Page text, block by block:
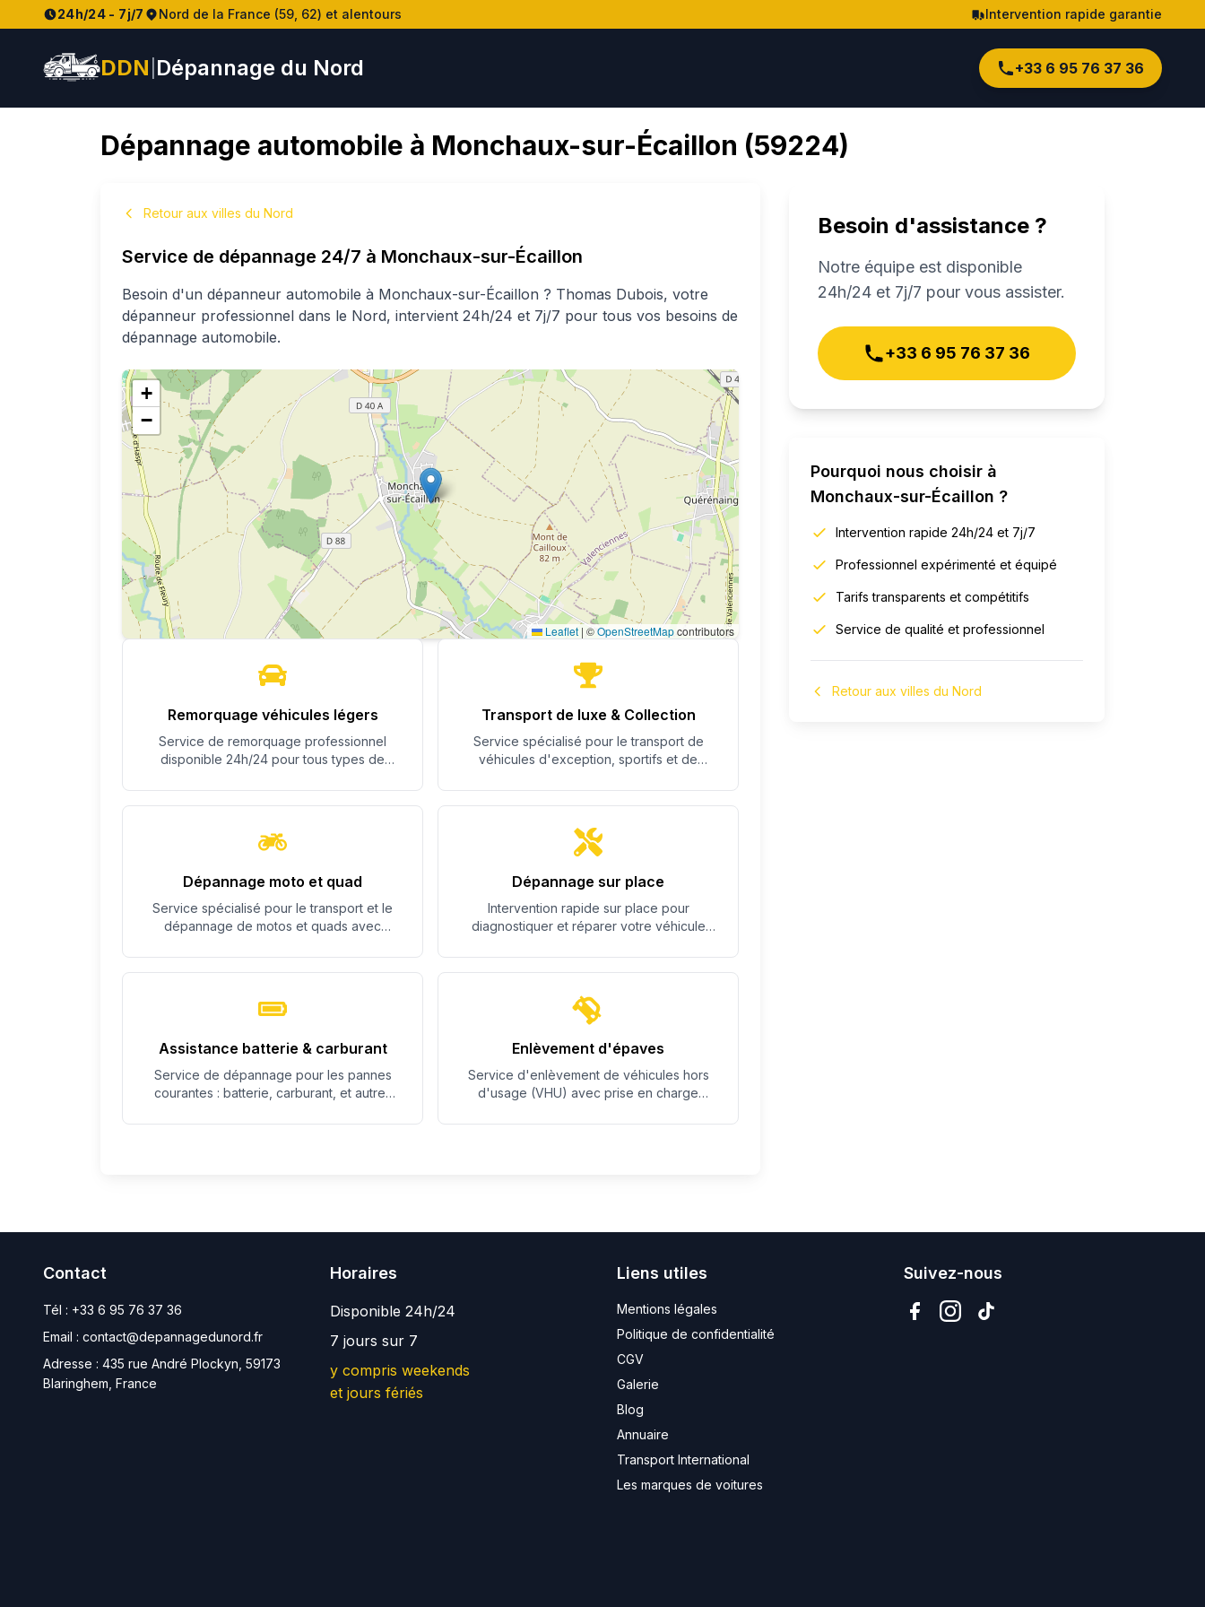
24h/24 - 7j/7 Nord de la France (59, 62) et alentours Intervention rapide garantie
DDN Dépannage du Nord +33 6 95 76 37 36
Dépannage automobile à Monchaux-sur-Écaillon (59224)
Retour aux villes du Nord
Service de dépannage 24/7 à Monchaux-sur-Écaillon
Besoin d'un dépanneur automobile à Monchaux-sur-Écaillon ? Thomas Dubois, votre
dépanneur professionnel dans le Nord, intervient 24h/24 et 7j/7 pour tous vos besoins de
dépannage automobile.
+
−
Leaflet | ©OpenStreetMapcontributors
Remorquage véhicules légers
Service de remorquage professionnel
disponible 24h/24 pour tous types de
Transport de luxe & Collection
Service spécialisé pour le transport de
véhicules d'exception, sportifs et de
Dépannage moto et quad
Service spécialisé pour le transport et le
dépannage de motos et quads avec
Dépannage sur place
Intervention rapide sur place pour
diagnostiquer et réparer votre véhicule
Assistance batterie & carburant
Service de dépannage pour les pannes
courantes : batterie, carburant, et autres
Enlèvement d'épaves
Service d'enlèvement de véhicules hors
d'usage (VHU) avec prise en charge
Besoin d'assistance ?
Notre équipe est disponible
24h/24 et 7j/7 pour vous assister.
+33 6 95 76 37 36
Pourquoi nous choisir à
Monchaux-sur-Écaillon ?
Intervention rapide 24h/24 et 7j/7
Professionnel expérimenté et équipé
Tarifs transparents et compétitifs
Service de qualité et professionnel
Retour aux villes du Nord
Contact
Tél : +33 6 95 76 37 36
Email : contact@depannagedunord.fr
Adresse : 435 rue André Plockyn, 59173
Blaringhem, France
Horaires
Disponible 24h/24
7 jours sur 7
y compris weekends
et jours fériés
Liens utiles
Mentions légales
Politique de confidentialité
CGV
Galerie
Blog
Annuaire
Transport International
Les marques de voitures
Suivez-nous